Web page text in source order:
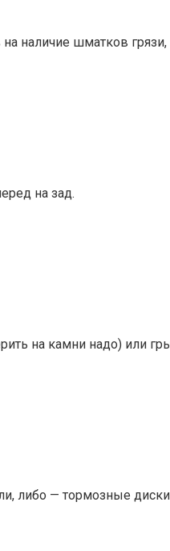
наличие шматков
на зад.
на камни надо) или
либо — тормозные